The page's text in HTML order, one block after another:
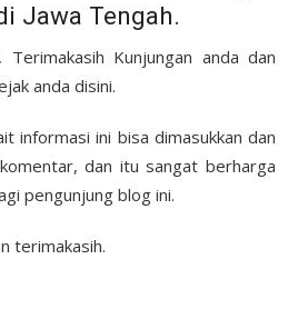
Jawa Tengah.
Terimakasih Kunjungan anda dan
anda disini.
informasi ini bisa dimasukkan dan
dan itu sangat berharga
pengunjung blog ini.
terimakasih.